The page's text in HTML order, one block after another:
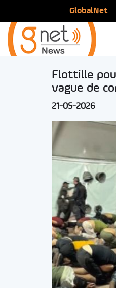
GlobalNet
Flottille
vague de
21-05-2026